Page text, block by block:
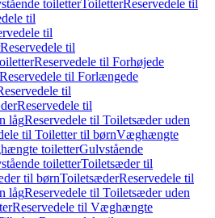
toiletterToiletterReservedele til
til
til
Reservedele til
Reservedele til Forhøjede
Reservedele til Forlængede
til
Reservedele til
lågReservedele til Toiletsæder uden
til Toiletter til børnVæghængte
toiletterGulvstående
toiletterToiletsæder til
til børnToiletsæderReservedele til
lågReservedele til Toiletsæder uden
Reservedele til Væghængte